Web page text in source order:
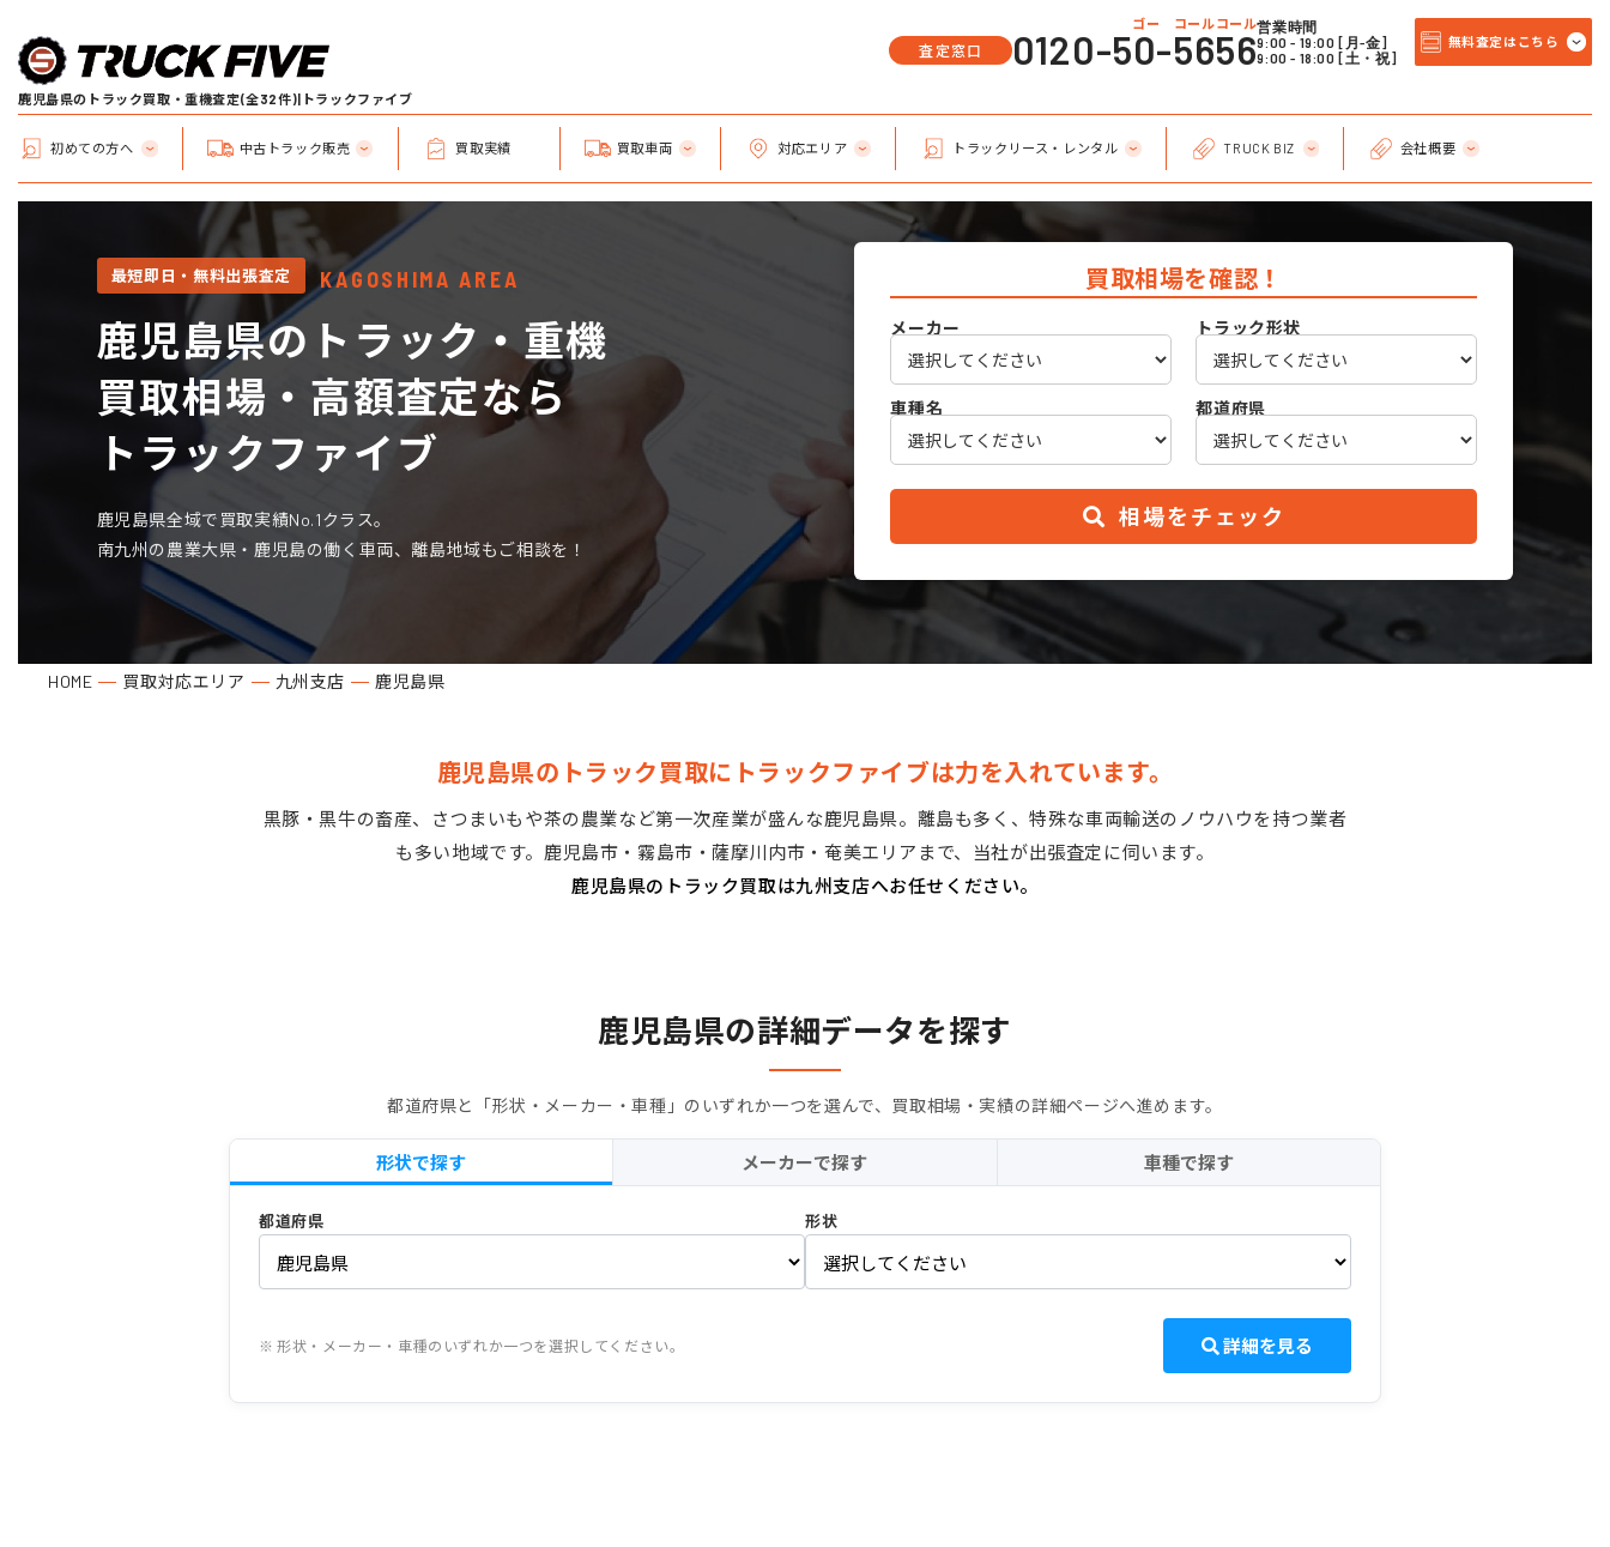
鹿児島県のトラック買取・重機査定(全32件)|トラックファイブ
査定窓口
ゴー コールコール
0120-50-5656営業時間
9:00 - 19:00 [月-金]
9:00 - 18:00 [土・祝]
無料査定はこちら
初めての方へ 中古トラック販売 買取実績 買取車両 対応エリア トラックリース・レンタル TRUCK BIZ 会社概要
最短即日・無料出張査定 KAGOSHIMA AREA
鹿児島県のトラック・重機
買取相場・高額査定なら
トラックファイブ
鹿児島県全域で買取実績No.1クラス。
南九州の農業大県・鹿児島の働く車両、離島地域もご相談を！
買取相場を確認！
メーカー トラック形状
車種名 都道府県
相場をチェック
HOME 買取対応エリア 九州支店 鹿児島県
鹿児島県のトラック買取にトラックファイブは力を入れています。
黒豚・黒牛の畜産、さつまいもや茶の農業など第一次産業が盛んな鹿児島県。離島も多く、特殊な車両輸送のノウハウを持つ業者
も多い地域です。鹿児島市・霧島市・薩摩川内市・奄美エリアまで、当社が出張査定に伺います。
鹿児島県のトラック買取は九州支店へお任せください。
鹿児島県の詳細データを探す
都道府県と「形状・メーカー・車種」のいずれか一つを選んで、買取相場・実績の詳細ページへ進めます。
形状で探す メーカーで探す 車種で探す
都道府県 形状
※ 形状・メーカー・車種のいずれか一つを選択してください。 詳細を見る